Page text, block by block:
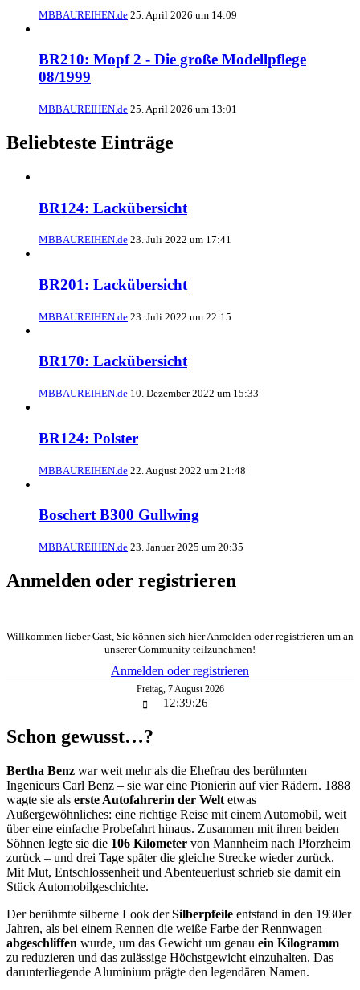
MBBAUREIHEN.de 25. April 2026 um 14:09
BR210: Mopf 2 - Die große Modellpflege
08/1999
MBBAUREIHEN.de 25. April 2026 um 13:01
Beliebteste Einträge
BR124: Lackübersicht
MBBAUREIHEN.de 23. Juli 2022 um 17:41
BR201: Lackübersicht
MBBAUREIHEN.de 23. Juli 2022 um 22:15
BR170: Lackübersicht
MBBAUREIHEN.de 10. Dezember 2022 um 15:33
BR124: Polster
MBBAUREIHEN.de 22. August 2022 um 21:48
Boschert B300 Gullwing
MBBAUREIHEN.de 23. Januar 2025 um 20:35
Anmelden oder registrieren
Willkommen lieber Gast, Sie können sich hier Anmelden oder registrieren um an
unserer Community teilzunehmen!
Anmelden oder registrieren
Freitag, 7August 2026
12:39:26
Schon gewusst…?
Bertha Benz war weit mehr als die Ehefrau des berühmten
Ingenieurs Carl Benz – sie war eine Pionierin auf vier Rädern. 1888
wagte sie als erste Autofahrerin der Welt etwas
Außergewöhnliches: eine richtige Reise mit einem Automobil, weit
über eine einfache Probefahrt hinaus. Zusammen mit ihren beiden
Söhnen legte sie die 106 Kilometer von Mannheim nach Pforzheim
zurück – und drei Tage später die gleiche Strecke wieder zurück.
Mit Mut, Entschlossenheit und Abenteuerlust schrieb sie damit ein
Stück Automobilgeschichte.
Der berühmte silberne Look derSilberpfeile entstand in den 1930er
Jahren, als bei einem Rennen die weiße Farbe der Rennwagen
abgeschliffen wurde, um das Gewicht um genau ein Kilogramm
zu reduzieren und das zulässige Höchstgewicht einzuhalten. Das
darunterliegende Aluminium prägte den legendären Namen.